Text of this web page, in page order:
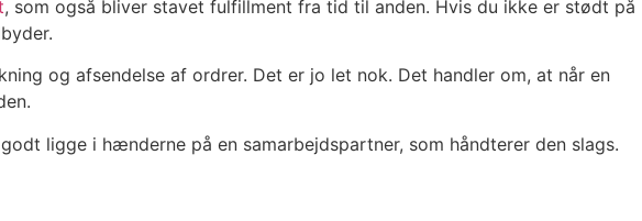
, som også bliver stavet fulfillment fra tid til anden. Hvis du ikke er stødt på
og afsendelse af ordrer. Det er jo let nok. Det handler om, at når en
ligge i hænderne på en samarbejdspartner, som håndterer den slags.